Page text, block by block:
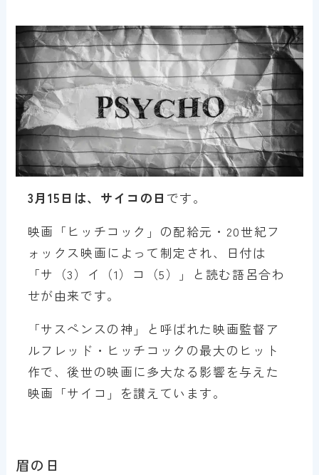
3月15日は、サイコの日 です。
映画「ヒッチコック」の配給元・20世紀フ
ォックス映画によって制定され、日付は
「サ（3）イ（1）コ（5）」と読む語呂合わ
せが由来です。
「サスペンスの神」と呼ばれた映画監督ア
ルフレッド・ヒッチコックの最大のヒット
作で、後世の映画に多大なる影響を与えた
映画「サイコ」を讃えています。
眉の日